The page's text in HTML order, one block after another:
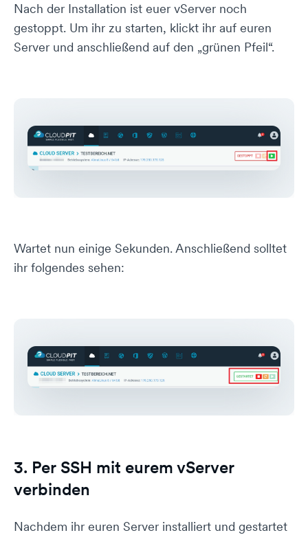
Nach der Installation ist euer vServer noch
gestoppt. Um ihr zu starten, klickt ihr auf euren
Server und anschließend auf den „grünen Pfeil“.
Wartet nun einige Sekunden. Anschließend solltet
ihr folgendes sehen:
3. Per SSH mit eurem vServer
verbinden
Nachdem ihr euren Server installiert und gestartet